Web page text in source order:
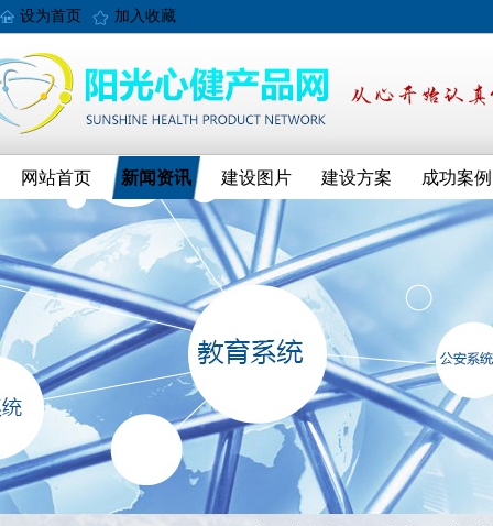
设为首页 加入收藏
网站首页 新闻资讯 建设图片 建设方案 成功案例